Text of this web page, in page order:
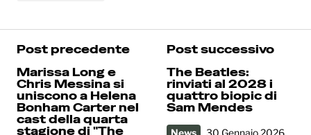
Post precedente
Marissa Long e
Chris Messina si
uniscono a Helena
Bonham Carter nel
cast della quarta
stagione di "The
Post successivo
The Beatles:
rinviati al 2028 i
quattro biopic di
Sam Mendes
News 30 Gennaio 2026